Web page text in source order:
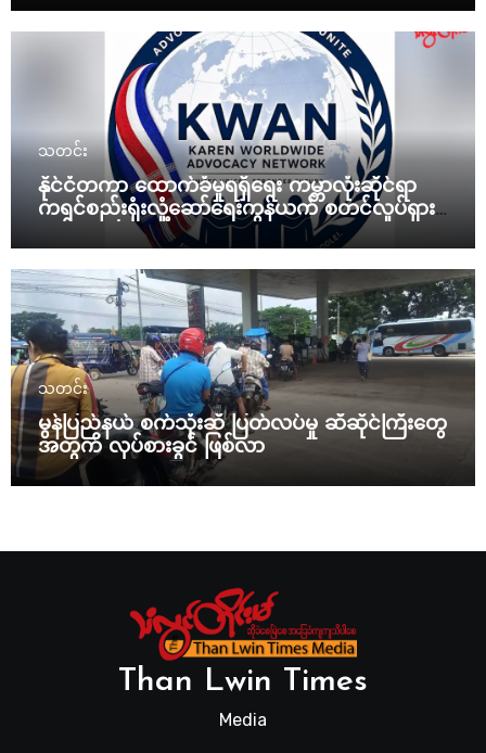
သတင်း
နိုင်ငံတကာ ထောက်ခံမှုရရှိရေး ကမ္ဘာလုံးဆိုင်ရာ
ကရင်စည်းရုံးလှုံ့ဆော်ရေးကွန်ယက် စတင်လှုပ်ရှား
သတင်း
မွန်ပြည်နယ် စက်သုံးဆီ ပြတ်လပ်မှု ဆီဆိုင်ကြီးတွေ
အတွက် လုပ်စားခွင် ဖြစ်လာ
Than Lwin Times
Media